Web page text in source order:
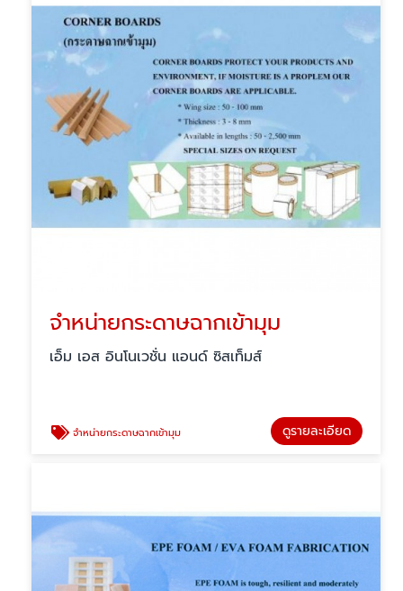
จำหน่ายกระดาษฉากเข้ามุม
เอ็ม เอส อินโนเวชั่น แอนด์ ซิสเท็มส์
จำหน่ายกระดาษฉากเข้ามุม ดูรายละเอียด